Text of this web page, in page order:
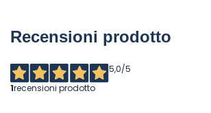
Recensioni prodotto
5,0/5
1recensioni prodotto